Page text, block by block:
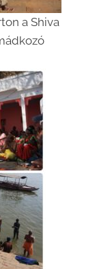
a Shiva